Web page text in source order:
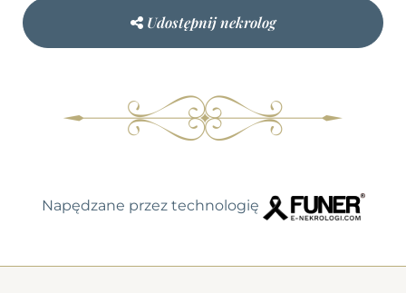
Udostępnij nekrolog
Napędzane przez technologię